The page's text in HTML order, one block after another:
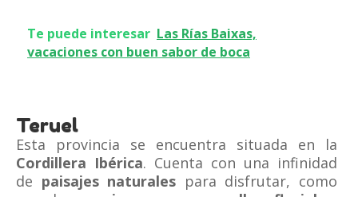
Te puede interesar Las Rías Baixas,
vacaciones con buen sabor de boca
Teruel
Esta provincia se encuentra situada en la
Cordillera Ibérica. Cuenta con una infinidad
de paisajes naturales para disfrutar, como